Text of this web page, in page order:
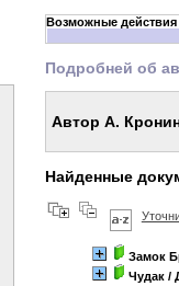
Возможные действия
Подробней об
Автор А.
Найденные
Замок
Чудак/